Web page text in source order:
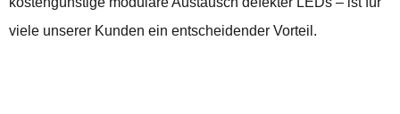
viele unserer Kunden ein entscheidender Vorteil.